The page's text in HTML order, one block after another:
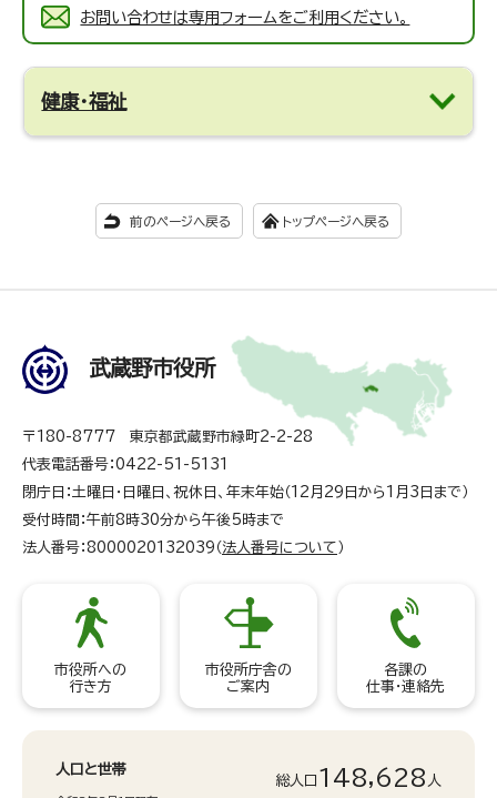
お問い合わせは専用フォームをご利用ください。
健康・福祉
前のページへ戻る トップページへ戻る
武蔵野市役所
〒180-8777 東京都武蔵野市緑町2-2-28
代表電話番号：0422-51-5131
閉庁日：土曜日・日曜日、祝休日、年末年始（12月29日から1月3日まで）
受付時間：午前8時30分から午後5時まで
法人番号：8000020132039（ 法人番号について ）
市役所への
行き方
市役所庁舎の
ご案内
各課の
仕事・連絡先
人口と世帯
総人口 148,628 人